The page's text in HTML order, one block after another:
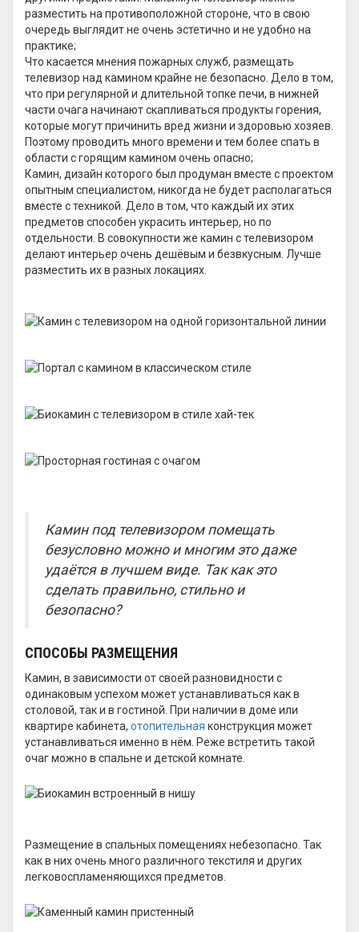
разместить на противоположной стороне, что в свою
очередь выглядит не очень эстетично и не удобно на
практике;
Что касается мнения пожарных служб, размещать
телевизор над камином крайне не безопасно. Дело в том,
что при регулярной и длительной топке печи, в нижней
части очага начинают скапливаться продукты горения,
которые могут причинить вред жизни и здоровью хозяев.
Поэтому проводить много времени и тем более спать в
области с горящим камином очень опасно;
Камин, дизайн которого был продуман вместе с проектом
опытным специалистом, никогда не будет располагаться
вместе с техникой. Дело в том, что каждый их этих
предметов способен украсить интерьер, но по
отдельности. В совокупности же камин с телевизором
делают интерьер очень дешёвым и безвкусным. Лучше
разместить их в разных локациях.
Камин под телевизором помещать
безусловно можно и многим это даже
удаётся в лучшем виде. Так как это
сделать правильно, стильно и
безопасно?
СПОСОБЫ РАЗМЕЩЕНИЯ
Камин, в зависимости от своей разновидности с
одинаковым успехом может устанавливаться как в
столовой, так и в гостиной. При наличии в доме или
квартире кабинета, отопительная конструкция может
устанавливаться именно в нём. Реже встретить такой
очаг можно в спальне и детской комнате.
Размещение в спальных помещениях небезопасно. Так
как в них очень много различного текстиля и других
легковоспламеняющихся предметов.